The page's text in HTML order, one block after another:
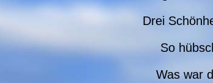
Drei
So
Was war